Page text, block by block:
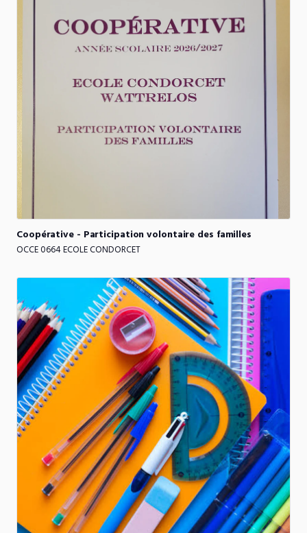
Coopérative - Participationvolontaire des familles
OCCE 0664 ECOLE CONDORCET